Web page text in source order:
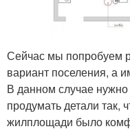
Сейчас мы попробуем
вариант поселения, а
В данном случае нужно
продумать детали так,
жилплощади было